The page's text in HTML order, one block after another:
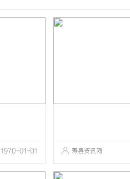
1970-01-01 寿县资讯网